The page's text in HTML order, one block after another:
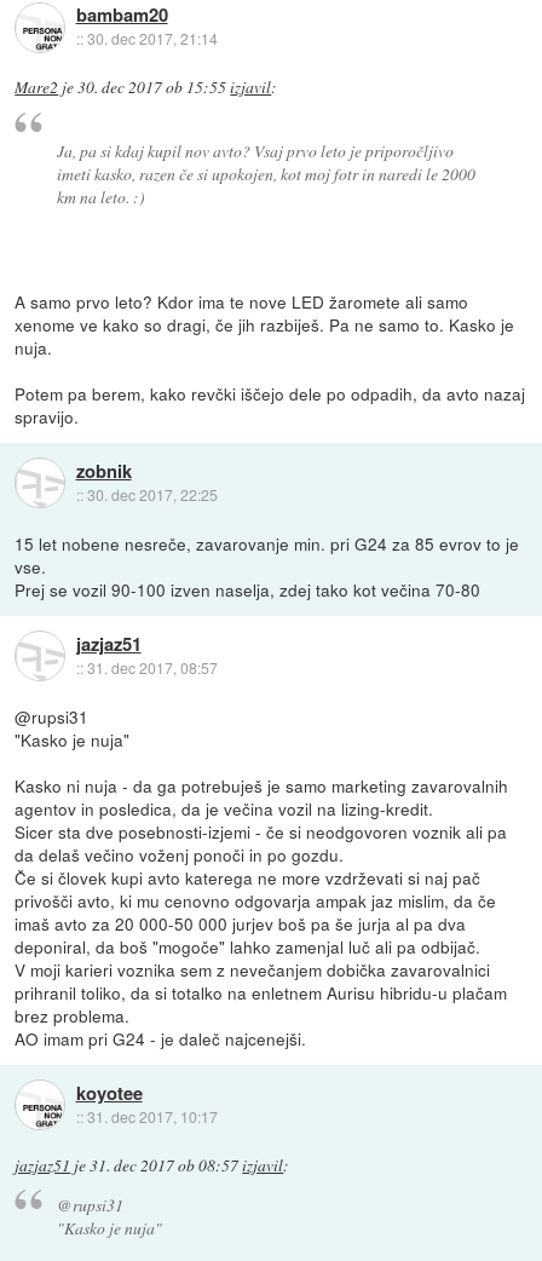
bambam20
::30. dec 2017, 21:14
Mare2 je30. dec 2017 ob 15:55izjavil:
Ja, pa si kdaj kupil nov avto? Vsaj prvo leto je priporočljivo
imeti kasko, razen če si upokojen, kot moj fotr in naredi le 2000
km na leto. :)
A samo prvo leto? Kdor ima te nove LED žaromete ali samo
xenome ve kako so dragi, če jih razbiješ. Pa ne samo to. Kasko je
nuja.
Potem pa berem, kako revčki iščejo dele po odpadih, da avto nazaj
spravijo.
zobnik
::30. dec 2017, 22:25
15 let nobene nesreče, zavarovanje min. pri G24 za 85 evrov to je
vse.
Prej se vozil 90-100 izven naselja, zdej tako kot večina 70-80
jazjaz51
::31. dec 2017, 08:57
@rupsi31
"Kasko je nuja"
Kasko ni nuja - da ga potrebuješ je samo marketing zavarovalnih
agentov in posledica, da je večina vozil na lizing-kredit.
Sicer sta dve posebnosti-izjemi - če si neodgovoren voznik ali pa
da delaš večino voženj ponoči in po gozdu.
Če si človek kupi avto katerega ne more vzdrževati si naj pač
privošči avto, ki mu cenovno odgovarja ampak jaz mislim, da če
imaš avto za 20 000-50 000 jurjev boš pa še jurja al pa dva
deponiral, da boš "mogoče" lahko zamenjal luč ali pa odbijač.
V moji karieri voznika sem z nevečanjem dobička zavarovalnici
prihranil toliko, da si totalko na enletnem Aurisu hibridu-u plačam
brez problema.
AO imam pri G24 - je daleč najcenejši.
koyotee
::31. dec 2017, 10:17
jazjaz51 je31. dec 2017 ob 08:57izjavil:
@rupsi31
"Kasko je nuja"